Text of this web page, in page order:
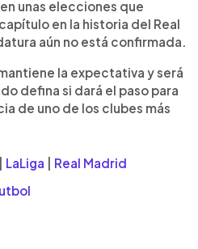
unas elecciones que
en la historia del Real
aún no está confirmada.
la expectativa y será
defina si dará el paso para
de uno de los clubes más
LaLiga Real Madrid